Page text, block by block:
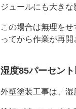
ジュールにも大きな
この場合は無理を
ってから作業が再開
湿度85パーセン
外壁塗装工事は、湿